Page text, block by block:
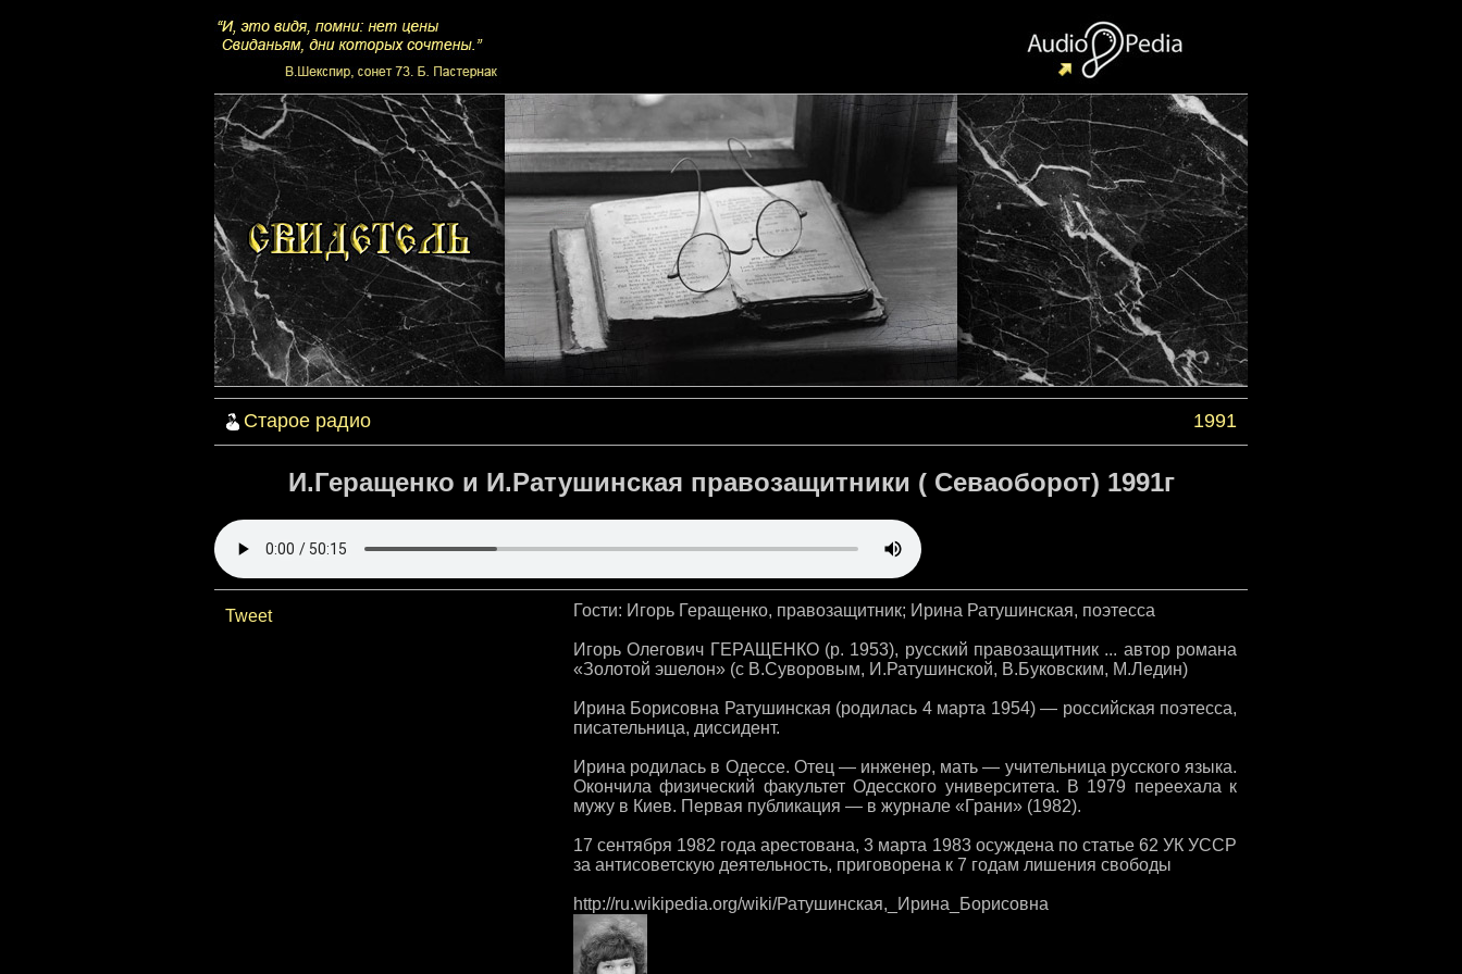
Старое радио 1991
И.Геращенко и И.Ратушинская правозащитники ( Севаоборот) 1991г
Tweet Гости: Игорь Геращенко, правозащитник; Ирина Ратушинская, поэтесса
Игорь Олегович ГЕРАЩЕНКО (р. 1953), русский правозащитник ... автор романа
«Золотой эшелон» (с В.Суворовым, И.Ратушинской, В.Буковским, М.Ледин)
Ирина Борисовна Ратушинская (родилась 4 марта 1954) — российская поэтесса,
писательница, диссидент.
Ирина родилась в Одессе. Отец — инженер, мать — учительница русского языка.
Окончила физический факультет Одесского университета. В 1979 переехала к
мужу в Киев. Первая публикация — в журнале «Грани» (1982).
17 сентября 1982 года арестована, 3 марта 1983 осуждена по статье 62 УК УССР
за антисоветскую деятельность, приговорена к 7 годам лишения свободы
http://ru.wikipedia.org/wiki/Ратушинская,_Ирина_Борисовна